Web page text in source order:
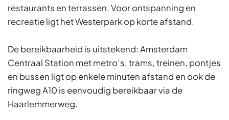
restaurants en terrassen. Voor ontspanning en
recreatie ligt het Westerpark op korte afstand.
De bereikbaarheid is uitstekend: Amsterdam
Centraal Station met metro’s, trams, treinen, pontjes
en bussen ligt op enkele minuten afstand en ook de
ringweg A10 is eenvoudig bereikbaar via de
Haarlemmerweg.